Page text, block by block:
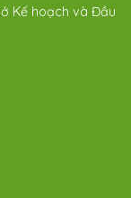
Kế hoạch và Đầu